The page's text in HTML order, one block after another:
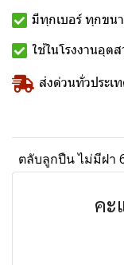
มีทุกเบอร์ ทุกขน
ใช้ในโรงงานอุต
ส่งด่วนทั่วประเ
ตลับลูกปืน ไม่มีฝา
คะ